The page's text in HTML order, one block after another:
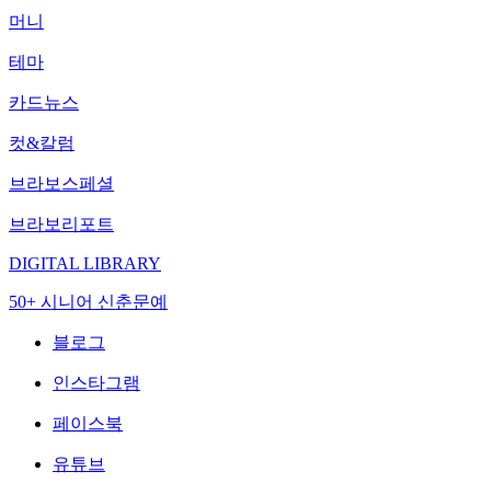
머니
테마
카드뉴스
컷&칼럼
브라보스페셜
브라보리포트
DIGITAL LIBRARY
50+ 시니어 신춘문예
블로그
인스타그램
페이스북
유튜브